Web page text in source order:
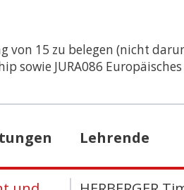
&
–
von 15 zu belegen (nicht
sowie JURA086
Lehrende